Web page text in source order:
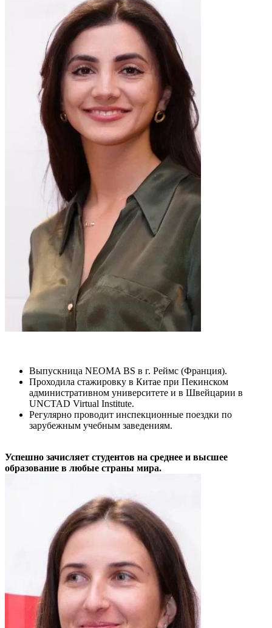
Выпускница NEOMA BS в г. Реймс (Франция).
Проходила стажировку в Китае при Пекинском
административном университете и в Швейцарии в
UNCTAD Virtual Institute.
Регулярно проводит инспекционные поездки по
зарубежным учебным заведениям.
Успешно зачисляет студентов на среднее и высшее
образование в любые страны мира.